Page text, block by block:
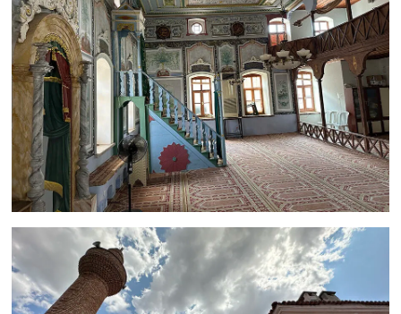
Yozgat Müftülüğü
Zonguldak Müftülüğü